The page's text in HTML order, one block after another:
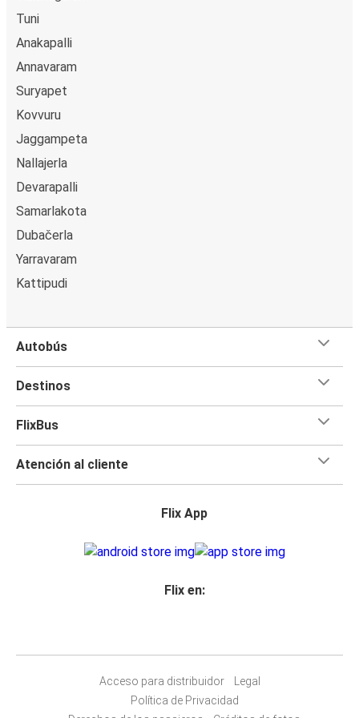
es posible pagar en efectivo a bordo o en un punto de
venta.
Tuni
Anakapalli
Annavaram
Suryapet
Kovvuru
Jaggampeta
Nallajerla
Devarapalli
Samarlakota
Dubačerla
Yarravaram
Kattipudi
Autobús
Destinos
FlixBus
Atención al cliente
Flix App
Flix en:
Acceso para distribuidor
Legal
Política de Privacidad